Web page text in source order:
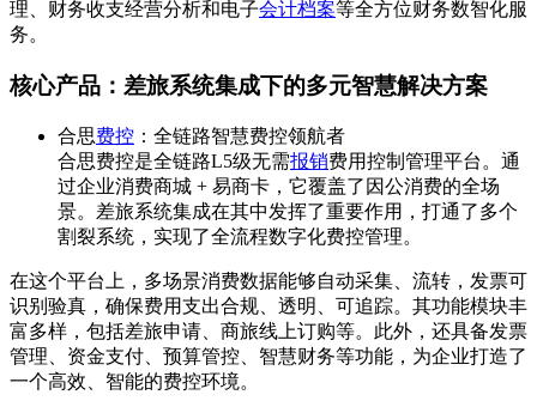
理、财务收支经营分析和电子会计档案等全方位财务数智化服
务。
核心产品：差旅系统集成下的多元智慧解决方案
合思费控 ：全链路智慧费控领航者
合思费控是全链路L5级无需报销费用控制管理平台。通
过企业消费商城 + 易商卡，它覆盖了因公消费的全场
景。差旅系统集成在其中发挥了重要作用，打通了多个
割裂系统，实现了全流程数字化费控管理。
在这个平台上，多场景消费数据能够自动采集、流转，发票可
识别验真，确保费用支出合规、透明、可追踪。其功能模块丰
富多样，包括差旅申请、商旅线上订购等。此外，还具备发票
管理、资金支付、预算管控、智慧财务等功能，为企业打造了
一个高效、智能的费控环境。